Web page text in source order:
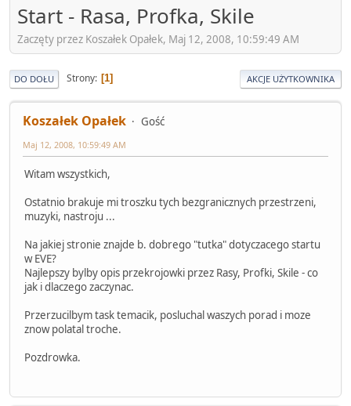
Start - Rasa, Profka, Skile
Zaczęty przez Koszałek Opałek, Maj 12, 2008, 10:59:49 AM
DO DOŁU Strony 1 AKCJE UŻYTKOWNIKA
Koszałek Opałek Gość
Maj 12, 2008, 10:59:49 AM
Witam wszystkich,
Ostatnio brakuje mi troszku tych bezgranicznych przestrzeni,
muzyki, nastroju ...
Na jakiej stronie znajde b. dobrego "tutka" dotyczacego startu
w EVE?
Najlepszy bylby opis przekrojowki przez Rasy, Profki, Skile - co
jak i dlaczego zaczynac.
Przerzucilbym task temacik, posluchal waszych porad i moze
znow polatal troche.
Pozdrowka.